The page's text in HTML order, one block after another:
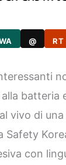
@ RT
batteria
vivo di
Safety
con